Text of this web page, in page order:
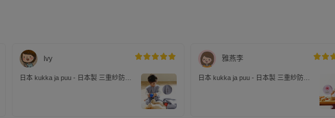
Ivy
日本 kukka ja puu - 日本製 三重紗防踢
雅燕李
日本 kukka ja puu - 日本製 三重紗防踢